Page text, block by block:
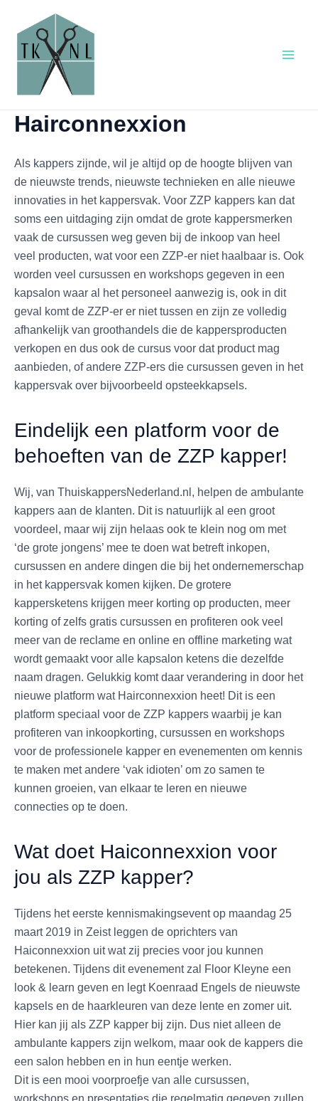
inhoud
Hairconnexxion
Als kappers zijnde, wil je altijd op de hoogte blijven van
de nieuwste trends, nieuwste technieken en alle nieuwe
innovaties in het kappersvak. Voor ZZP kappers kan dat
soms een uitdaging zijn omdat de grote kappersmerken
vaak de cursussen weg geven bij de inkoop van heel
veel producten, wat voor een ZZP-er niet haalbaar is. Ook
worden veel cursussen en workshops gegeven in een
kapsalon waar al het personeel aanwezig is, ook in dit
geval komt de ZZP-er er niet tussen en zijn ze volledig
afhankelijk van groothandels die de kappersproducten
verkopen en dus ook de cursus voor dat product mag
aanbieden, of andere ZZP-ers die cursussen geven in het
kappersvak over bijvoorbeeld opsteekkapsels.
Eindelijk een platform voor de
behoeften van de ZZP kapper!
Wij, van ThuiskappersNederland.nl, helpen de ambulante
kappers aan de klanten. Dit is natuurlijk al een groot
voordeel, maar wij zijn helaas ook te klein nog om met
‘de grote jongens’ mee te doen wat betreft inkopen,
cursussen en andere dingen die bij het ondernemerschap
in het kappersvak komen kijken. De grotere
kappersketens krijgen meer korting op producten, meer
korting of zelfs gratis cursussen en profiteren ook veel
meer van de reclame en online en offline marketing wat
wordt gemaakt voor alle kapsalon ketens die dezelfde
naam dragen. Gelukkig komt daar verandering in door het
nieuwe platform wat Hairconnexxion heet! Dit is een
platform speciaal voor de ZZP kappers waarbij je kan
profiteren van inkoopkorting, cursussen en workshops
voor de professionele kapper en evenementen om kennis
te maken met andere ‘vak idioten’ om zo samen te
kunnen groeien, van elkaar te leren en nieuwe
connecties op te doen.
Wat doet Haiconnexxion voor
jou als ZZP kapper?
Tijdens het eerste kennismakingsevent op maandag 25
maart 2019 in Zeist leggen de oprichters van
Haiconnexxion uit wat zij precies voor jou kunnen
betekenen. Tijdens dit evenement zal Floor Kleyne een
look & learn geven en legt Koenraad Engels de nieuwste
kapsels en de haarkleuren van deze lente en zomer uit.
Hier kan jij als ZZP kapper bij zijn. Dus niet alleen de
ambulante kappers zijn welkom, maar ook de kappers die
een salon hebben en in hun eentje werken.
Dit is een mooi voorproefje van alle cursussen,